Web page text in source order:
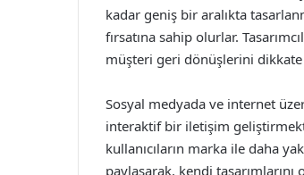
kadar geniş bir aralıkta
fırsatına sahip olurlar.
müşteri geri dönüşlerini dikkate
Sosyal medyada ve internet
interaktif bir iletişim
kullanıcıların marka ile daha
paylaşarak, kendi